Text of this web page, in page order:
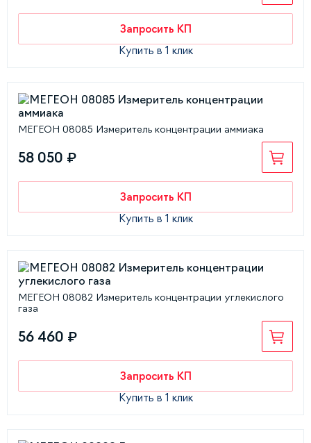
Запросить КП
Купить в 1 клик
МЕГЕОН 08085 Измеритель концентрации аммиака
58 050 ₽
Запросить КП
Купить в 1 клик
МЕГЕОН 08082 Измеритель концентрации углекислого
газа
56 460 ₽
Запросить КП
Купить в 1 клик